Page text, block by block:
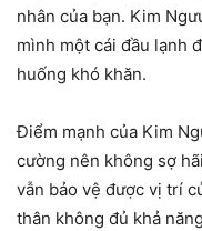
nhân của bạn. Kim
mình một cái đầu lạnh
huống khó khăn.
Điểm mạnh của Kim
cường nên không sợ
vẫn bảo vệ được vị trí
thân không đủ khả